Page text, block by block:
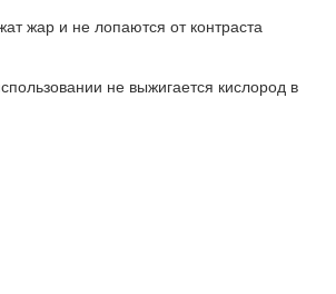
жар и не лопаются от контраста
не выжигается кислород в